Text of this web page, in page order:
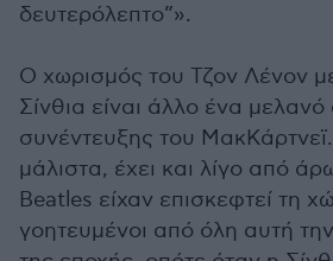
δευτερόλεπτο”».
Ο χωρισμός του Τζον Λένον
Σίνθια είναι άλλο ένα μελανό
συνέντευξης του
μάλιστα, έχει και λίγο από
Beatles είχαν επισκεφτεί τη
γοητευμένοι από όλη αυτή